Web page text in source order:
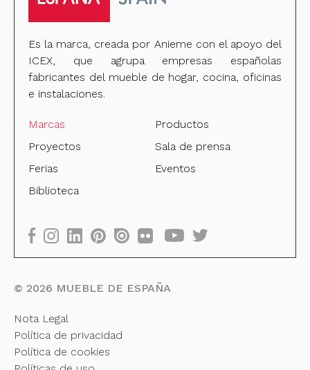
Es la marca, creada por Anieme con el apoyo del
ICEX, que agrupa empresas españolas
fabricantes del mueble de hogar, cocina, oficinas
e instalaciones.
Marcas
Productos
Proyectos
Sala de prensa
Ferias
Eventos
Biblioteca
© 2026 MUEBLE DE ESPAÑA
Nota Legal
Política de privacidad
Política de cookies